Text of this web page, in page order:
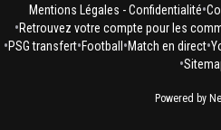
Mentions Légales - Confidentialité•
•Retrouvez votre compte pour les
•PSG transfert•Football •Match en direct•
•
Powered by